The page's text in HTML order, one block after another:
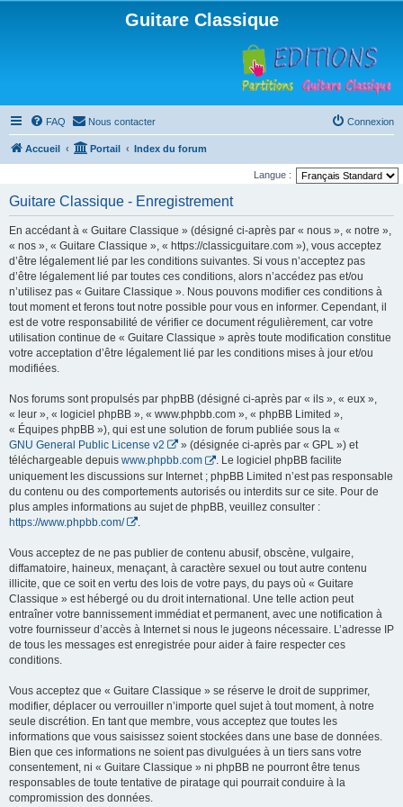
Guitare Classique
FAQ Nous contacter Connexion
Accueil Portail Index du forum
Langue :
Guitare Classique - Enregistrement
En accédant à « Guitare Classique » (désigné ci-après par « nous », « notre »,
« nos », « Guitare Classique », « https://classicguitare.com »), vous acceptez
d’être légalement lié par les conditions suivantes. Si vous n’acceptez pas
d’être légalement lié par toutes ces conditions, alors n’accédez pas et/ou
n’utilisez pas « Guitare Classique ». Nous pouvons modifier ces conditions à
tout moment et ferons tout notre possible pour vous en informer. Cependant, il
est de votre responsabilité de vérifier ce document régulièrement, car votre
utilisation continue de « Guitare Classique » après toute modification constitue
votre acceptation d’être légalement lié par les conditions mises à jour et/ou
modifiées.
Nos forums sont propulsés par phpBB (désigné ci-après par « ils », « eux »,
« leur », « logiciel phpBB », « www.phpbb.com », « phpBB Limited »,
« Équipes phpBB »), qui est une solution de forum publiée sous la «
GNU General Public License v2
» (désignée ci-après par « GPL ») et
téléchargeable depuis www.phpbb.com
. Le logiciel phpBB facilite
uniquement les discussions sur Internet ; phpBB Limited n’est pas responsable
du contenu ou des comportements autorisés ou interdits sur ce site. Pour de
plus amples informations au sujet de phpBB, veuillez consulter :
https://www.phpbb.com/
Vous acceptez de ne pas publier de contenu abusif, obscène, vulgaire,
diffamatoire, haineux, menaçant, à caractère sexuel ou tout autre contenu
illicite, que ce soit en vertu des lois de votre pays, du pays où « Guitare
Classique » est hébergé ou du droit international. Une telle action peut
entraîner votre bannissement immédiat et permanent, avec une notification à
votre fournisseur d’accès à Internet si nous le jugeons nécessaire. L’adresse IP
de tous les messages est enregistrée pour aider à faire respecter ces
conditions.
Vous acceptez que « Guitare Classique » se réserve le droit de supprimer,
modifier, déplacer ou verrouiller n’importe quel sujet à tout moment, à notre
seule discrétion. En tant que membre, vous acceptez que toutes les
informations que vous saisissez soient stockées dans une base de données.
Bien que ces informations ne soient pas divulguées à un tiers sans votre
consentement, ni « Guitare Classique » ni phpBB ne pourront être tenus
responsables de toute tentative de piratage qui pourrait conduire à la
compromission des données.